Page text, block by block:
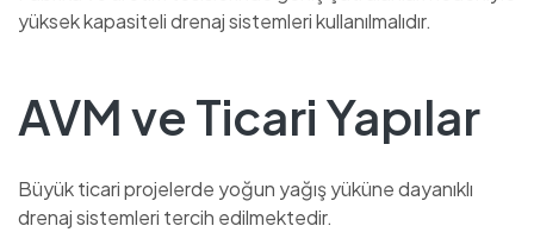
yüksek kapasiteli drenaj sistemleri kullanılmalıdır.
AVM ve Ticari Yapılar
Büyük ticari projelerde yoğun yağış yüküne dayanıklı
drenaj sistemleri tercih edilmektedir.